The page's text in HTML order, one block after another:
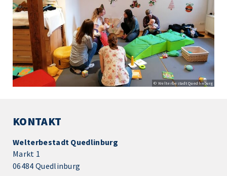
© Welterbestadt Quedlinburg
KONTAKT
Welterbestadt Quedlinburg
Markt 1
06484 Quedlinburg